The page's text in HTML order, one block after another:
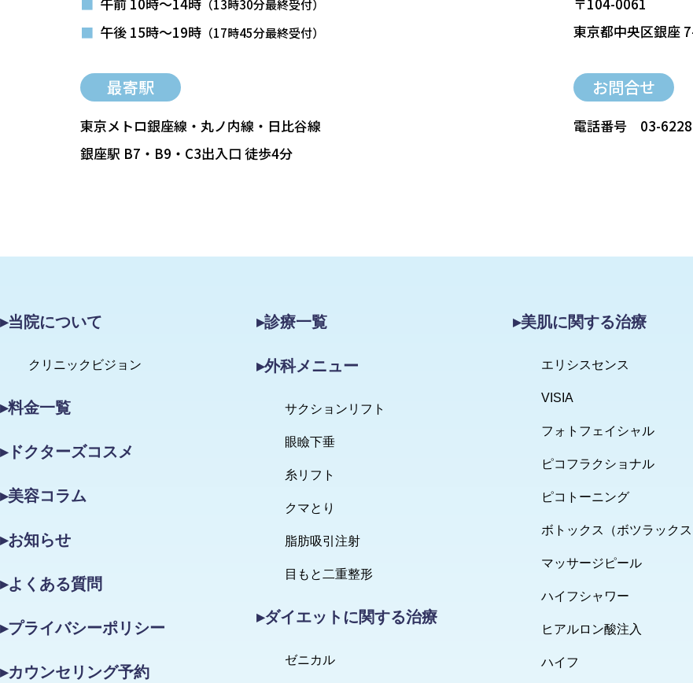
（13時30分最終受付）
■ 午後 15時～19時 （17時45分最終受付）
東京都中央区銀座
最寄駅
東京メトロ銀座線・丸ノ内線・日比谷線
銀座駅 B7・B9・C3出入口 徒歩4分
お問合せ
電話番号 03-
▸当院について
クリニックビジョン
▸料金一覧
▸ドクターズコスメ
▸美容コラム
▸お知らせ
▸よくある質問
▸プライバシーポリシー
▸カウンセリング予約
▸診療一覧
▸外科メニュー
サクションリフト
眼瞼下垂
糸リフト
クマとり
脂肪吸引注射
目もと二重整形
▸ダイエットに関する治療
ゼニカル
▸美肌に関する治療
エリシスセンス
VISIA
フォトフェイシャル
ピコフラクショナル
ピコトーニング
ボトックス（ボツラックス
マッサージピール
ハイフシャワー
ヒアルロン酸注入
ハイフ